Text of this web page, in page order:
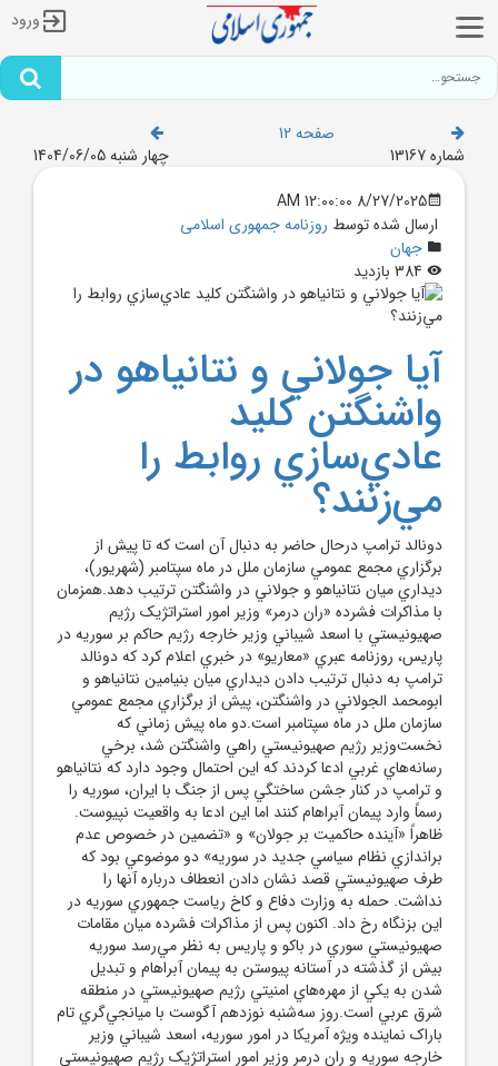
ورود
صفحه 12
شماره 13167
چهار شنبه 1404/06/05
8/27/2025 12:00:00 AM
ارسال شده توسط روزنامه جمهوری اسلامی
جهان
آيا جولاني و نتانياهو در
واشنگتن کليد
عادي‌سازي روابط را
مي‌زنند؟
دونالد ترامپ درحال حاضر به دنبال آن است که تا پيش از
برگزاري مجمع عمومي سازمان ملل در ماه سپتامبر (شهريور)،
ديداري ميان نتانياهو و جولاني در واشنگتن ترتيب دهد.همزمان
با مذاکرات فشرده «ران درمر» وزير امور استراتژيک رژيم
صهيونيستي با اسعد شيباني وزير خارجه رژيم حاکم بر سوريه در
پاريس، روزنامه عبري «معاريو» در خبري اعلام کرد که دونالد
ترامپ به دنبال ترتيب دادن ديداري ميان بنيامين نتانياهو و
ابومحمد الجولاني در واشنگتن، پيش از برگزاري مجمع عمومي
سازمان ملل در ماه سپتامبر است.دو ماه پيش زماني که
نخست‌وزير رژيم صهيونيستي راهي واشنگتن شد، برخي
رسانه‌هاي غربي ادعا کردند که اين احتمال وجود دارد که نتانياهو
و ترامپ در کنار جشن ساختگي پس از جنگ با ايران، سوريه را
رسماً وارد پيمان آبراهام کنند اما اين ادعا به واقعيت نپيوست.
ظاهراً «آينده حاکميت بر جولان» و «تضمين در خصوص عدم
براندازي نظام سياسي جديد در سوريه» دو موضوعي بود که
طرف صهيونيستي قصد نشان دادن انعطاف درباره آنها را
نداشت. حمله به وزارت دفاع و کاخ رياست جمهوري سوريه در
اين بزنگاه رخ داد. اکنون پس از مذاکرات فشرده ميان مقامات
صهيونيستي سوري در باکو و پاريس به نظر مي‌رسد سوريه
بيش از گذشته در آستانه پيوستن به پيمان آبراهام و تبديل
شدن به يکي از مهره‌هاي امنيتي رژيم صهيونيستي در منطقه
شرق عربي است.روز سه‌شنبه نوزدهم آگوست با ميانجي‌گري تام
باراک نماينده ويژه آمريکا در امور سوريه، اسعد شيباني وزير
خارجه سوريه و ران درمر وزير امور استراتژيک رژيم صهيونيستي